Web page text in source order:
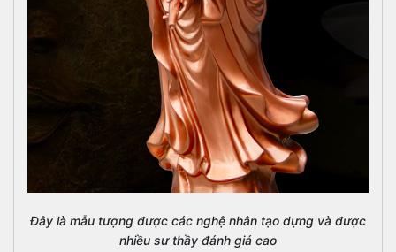
Đây là mẫu tượng được các nghệ nhân tạo dựng và được
nhiều sư thầy đánh giá cao